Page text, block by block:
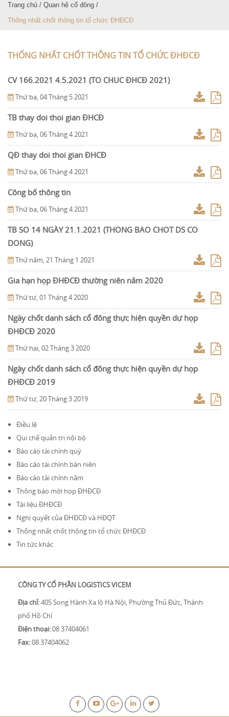
Trang chủ / Quan hệ cổ đông /
Thống nhất chốt thông tin tổ chức ĐHĐCĐ
THỐNG NHẤT CHỐT THÔNG TIN TỔ CHỨC ĐHĐCĐ
CV 166.2021 4.5.2021 (TO CHUC ÐHCÐ 2021)
Thứ ba, 04 Tháng 5 2021
TB thay doi thoi gian ÐHCÐ
Thứ ba, 06 Tháng 4 2021
QÐ thay doi thoi gian ÐHCÐ
Thứ ba, 06 Tháng 4 2021
Công bố thông tin
Thứ ba, 06 Tháng 4 2021
TB SO 14 NGÀY 21.1.2021 (THONG BAO CHOT DS CO
DONG)
Thứ năm, 21 Tháng 1 2021
Gia hạn họp ĐHĐCĐ thường niên năm 2020
Thứ tư, 01 Tháng 4 2020
Ngày chốt danh sách cổ đông thực hiện quyền dự họp
ĐHĐCĐ 2020
Thứ hai, 02 Tháng 3 2020
Ngày chốt danh sách cổ đông thực hiện quyền dự họp
ĐHĐCĐ 2019
Thứ tư, 20 Tháng 3 2019
Điều lệ
Qui chế quản trị nội bộ
Báo cáo tài chính quý
Báo cáo tài chính bán niên
Báo cáo tài chính năm
Thông báo mời họp ĐHĐCĐ
Tài liệu ĐHĐCĐ
Nghị quyết của ĐHĐCĐ và HĐQT
Thống nhất chốt thông tin tổ chức ĐHĐCĐ
Tin tức khác
CÔNG TY CỔ PHẦN LOGISTICS VICEM
Địa chỉ:405 Song Hành Xa lộ Hà Nội, Phường Thủ Đức, Thành
phố Hồ Chí
Điện thoại:08 37404061
Fax:08 37404062